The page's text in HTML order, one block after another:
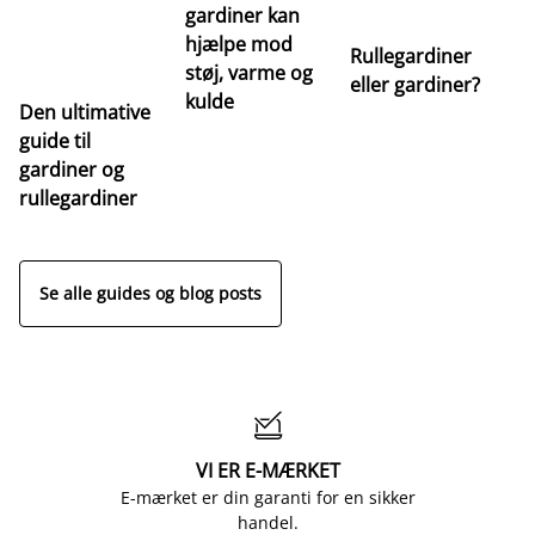
Den ultimative
guide til
gardiner og
rullegardiner
gardiner kan
hjælpe mod
støj, varme og
kulde
Rullegardiner
eller gardiner?
Se alle guides og blog posts

VI ER E-MÆRKET
E-mærket er din garanti for en sikker
handel.